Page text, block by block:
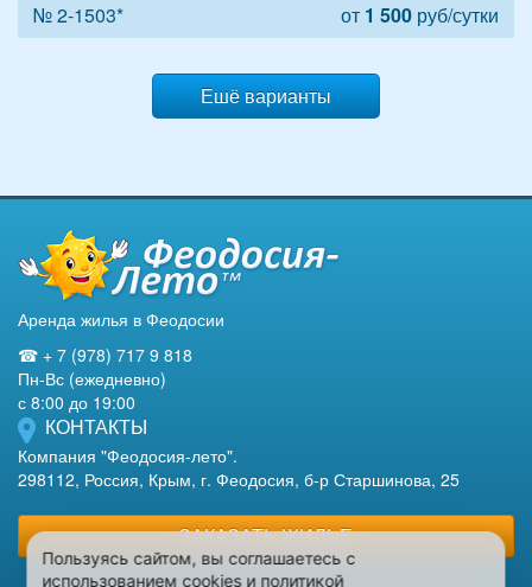
№ 2-1503* от 1 500 руб/сутки
Ешё варианты
Аренда жилья в Феодосии
☎ + 7 (978) 717 9 818
Пн-Вс (ежедневно)
с 8:00 до 19:00
КОНТАКТЫ
Компания "Феодосия-лето".
298112, Россия, Крым, г. Феодосия, б-р Старшинова, 25
ЗАКАЗАТЬ ЖИЛЬЕ
Пользуясь сайтом, вы соглашаетесь с
использованием cookies и политикой